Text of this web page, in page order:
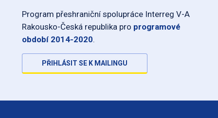
Program přeshraniční spolupráce Interreg V-A
Rakousko-Česká republika pro programové
období 2014-2020.
PŘIHLÁSIT SE K MAILINGU